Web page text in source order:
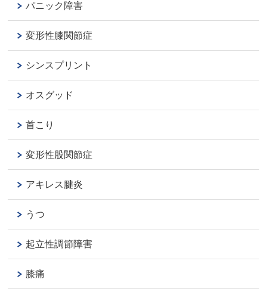
パニック障害
変形性膝関節症
シンスプリント
オスグッド
首こり
変形性股関節症
アキレス腱炎
うつ
起立性調節障害
膝痛